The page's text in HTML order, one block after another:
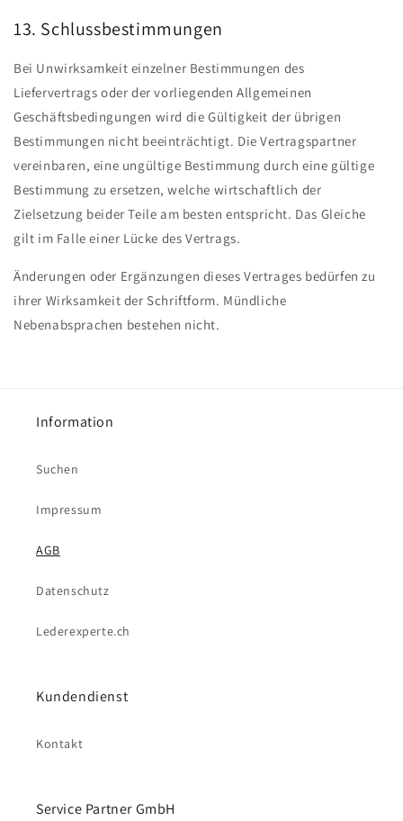
13. Schlussbestimmungen
Bei Unwirksamkeit einzelner Bestimmungen des
Liefervertrags oder der vorliegenden Allgemeinen
Geschäftsbedingungen wird die Gültigkeit der übrigen
Bestimmungen nicht beeinträchtigt. Die Vertragspartner
vereinbaren, eine ungültige Bestimmung durch eine gültige
Bestimmung zu ersetzen, welche wirtschaftlich der
Zielsetzung beider Teile am besten entspricht. Das Gleiche
gilt im Falle einer Lücke des Vertrags.
Änderungen oder Ergänzungen dieses Vertrages bedürfen zu
ihrer Wirksamkeit der Schriftform. Mündliche
Nebenabsprachen bestehen nicht.
Information
Suchen
Impressum
AGB
Datenschutz
Lederexperte.ch
Kundendienst
Kontakt
Service Partner GmbH